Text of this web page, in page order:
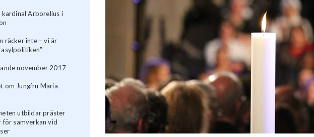
kardinal Arborelius i
räcker inte – vi är
november 2017
om Jungfru Maria
utbildar präster
för samverkan vid